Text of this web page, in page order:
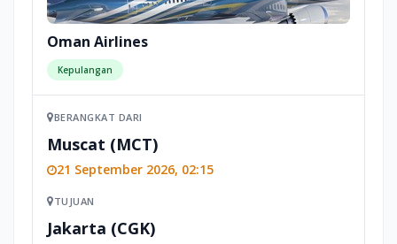
Oman Airlines
Kepulangan
BERANGKAT DARI
Muscat (MCT)
21 September 2026, 02:15
TUJUAN
Jakarta (CGK)